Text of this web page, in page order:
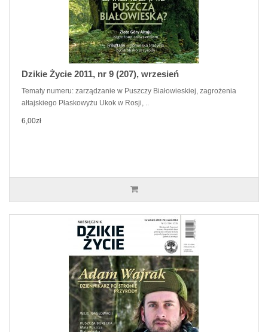
Dzikie Życie 2011, nr 9 (207), wrzesień
Tematy numeru: zarządzanie w Puszczy Białowieskiej, zagrożenia
ałtajskiego Płaskowyżu Ukok w Rosji, ..
6,00zł